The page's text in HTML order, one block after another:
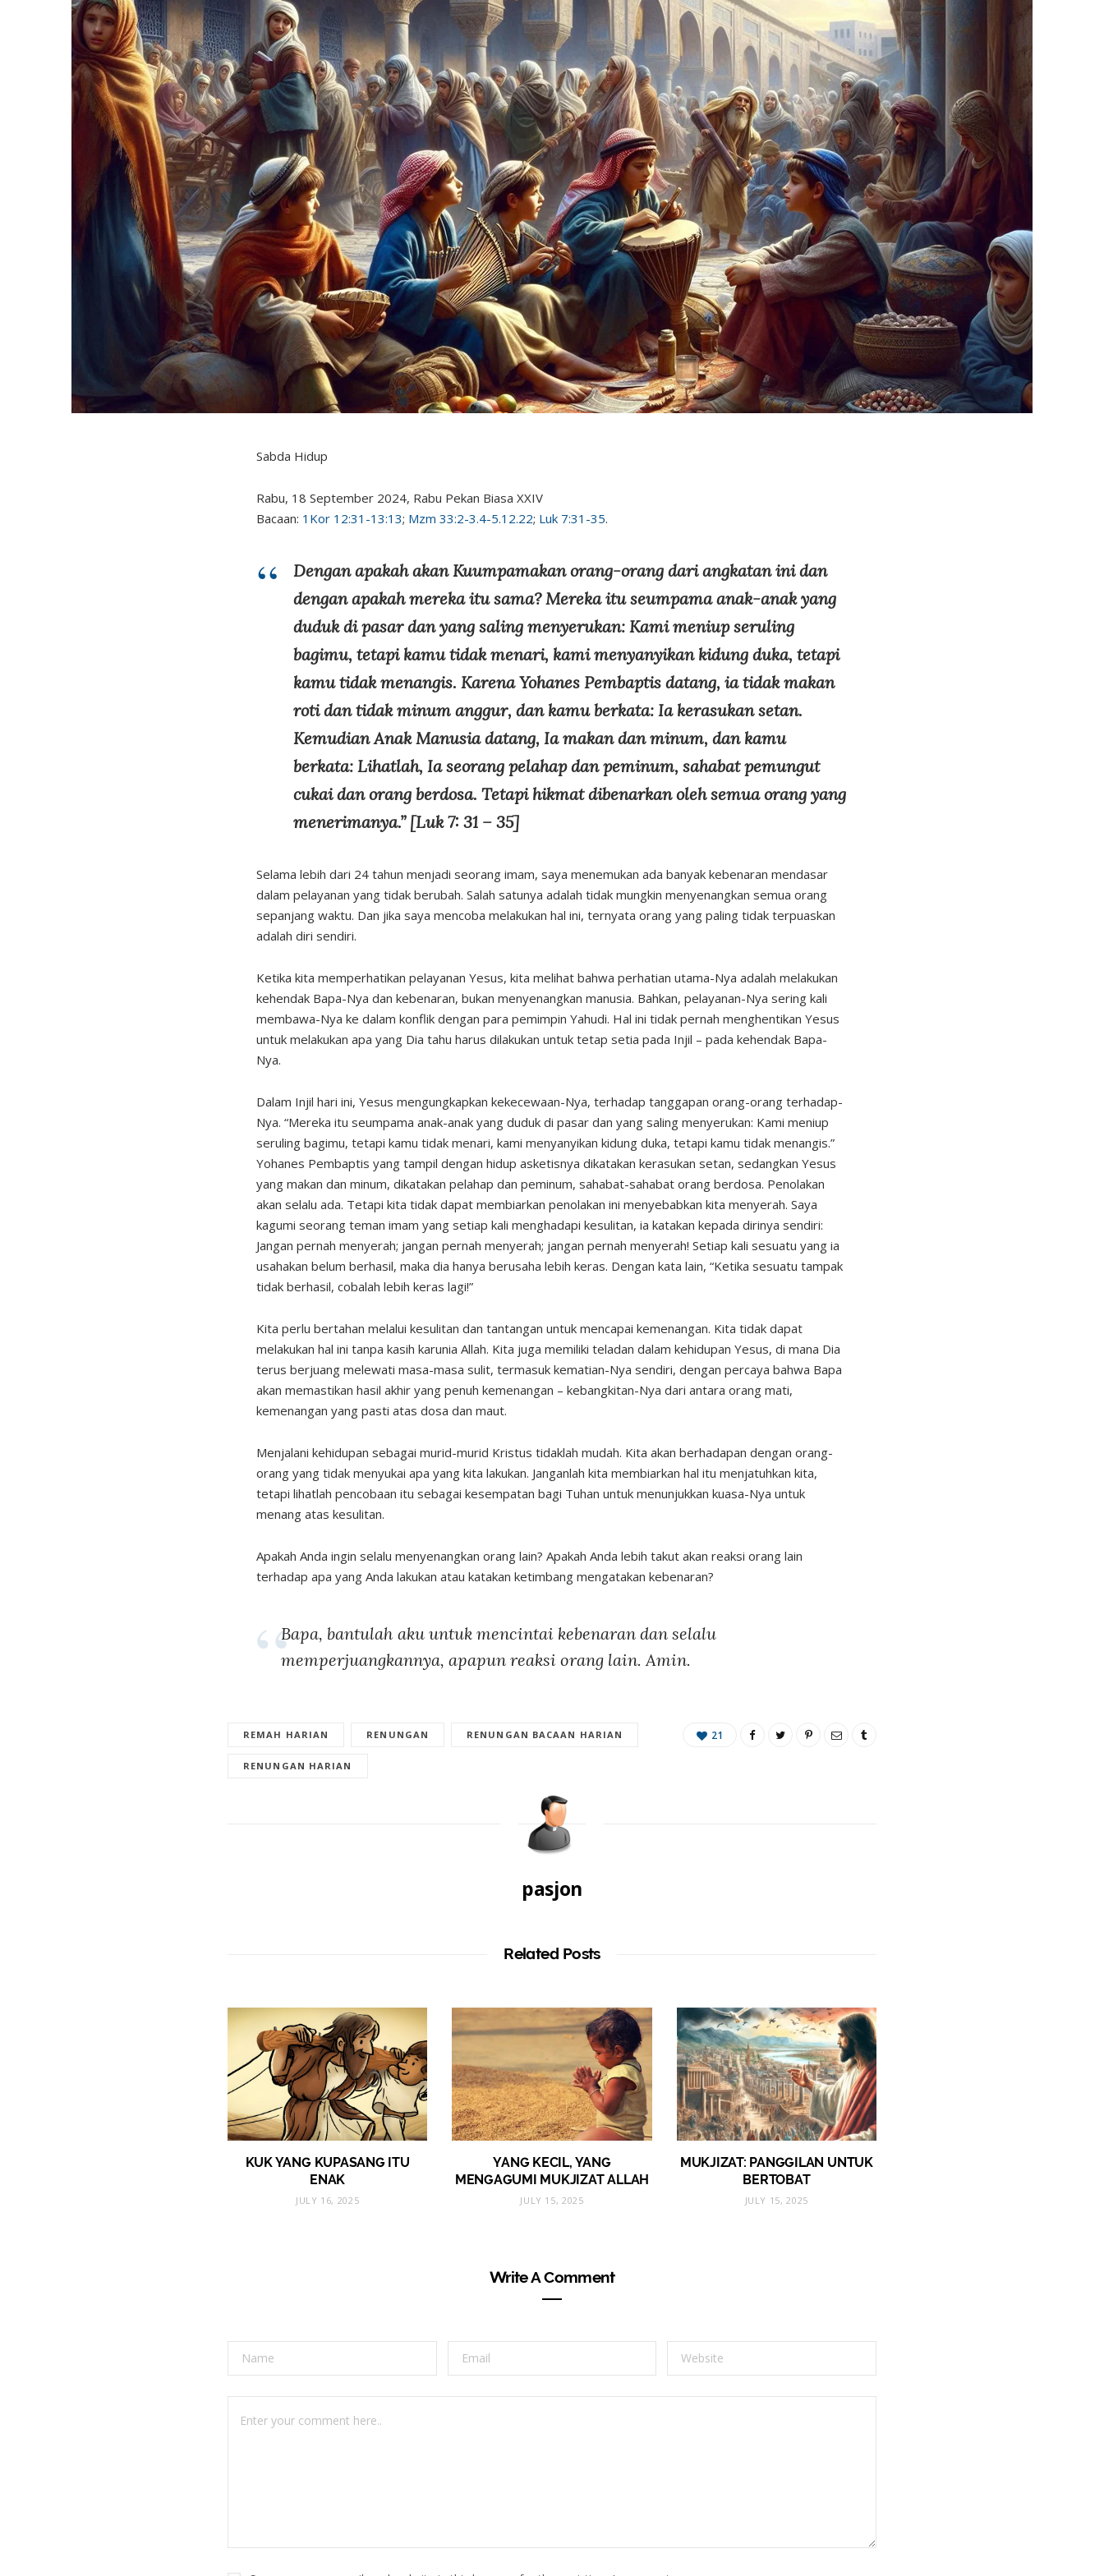
Sabda Hidup
Rabu, 18 September 2024, Rabu Pekan Biasa XXIV
Bacaan: 1Kor 12:31-13:13; Mzm 33:2-3.4-5.12.22; Luk 7:31-35.
Dengan apakah akan Kuumpamakan orang-orang dari angkatan ini dan
dengan apakah mereka itu sama? Mereka itu seumpama anak-anak yang
duduk di pasar dan yang saling menyerukan: Kami meniup seruling
bagimu, tetapi kamu tidak menari, kami menyanyikan kidung duka, tetapi
kamu tidak menangis. Karena Yohanes Pembaptis datang, ia tidak makan
roti dan tidak minum anggur, dan kamu berkata: Ia kerasukan setan.
Kemudian Anak Manusia datang, Ia makan dan minum, dan kamu
berkata: Lihatlah, Ia seorang pelahap dan peminum, sahabat pemungut
cukai dan orang berdosa. Tetapi hikmat dibenarkan oleh semua orang yang
menerimanya.” [Luk 7: 31 – 35]
Selama lebih dari 24 tahun menjadi seorang imam, saya menemukan ada banyak kebenaran mendasar
dalam pelayanan yang tidak berubah. Salah satunya adalah tidak mungkin menyenangkan semua orang
sepanjang waktu. Dan jika saya mencoba melakukan hal ini, ternyata orang yang paling tidak terpuaskan
adalah diri sendiri.
Ketika kita memperhatikan pelayanan Yesus, kita melihat bahwa perhatian utama-Nya adalah melakukan
kehendak Bapa-Nya dan kebenaran, bukan menyenangkan manusia. Bahkan, pelayanan-Nya sering kali
membawa-Nya ke dalam konflik dengan para pemimpin Yahudi. Hal ini tidak pernah menghentikan Yesus
untuk melakukan apa yang Dia tahu harus dilakukan untuk tetap setia pada Injil – pada kehendak Bapa-
Nya.
Dalam Injil hari ini, Yesus mengungkapkan kekecewaan-Nya, terhadap tanggapan orang-orang terhadap-
Nya. “Mereka itu seumpama anak-anak yang duduk di pasar dan yang saling menyerukan: Kami meniup
seruling bagimu, tetapi kamu tidak menari, kami menyanyikan kidung duka, tetapi kamu tidak menangis.”
Yohanes Pembaptis yang tampil dengan hidup asketisnya dikatakan kerasukan setan, sedangkan Yesus
yang makan dan minum, dikatakan pelahap dan peminum, sahabat-sahabat orang berdosa. Penolakan
akan selalu ada. Tetapi kita tidak dapat membiarkan penolakan ini menyebabkan kita menyerah. Saya
kagumi seorang teman imam yang setiap kali menghadapi kesulitan, ia katakan kepada dirinya sendiri:
Jangan pernah menyerah; jangan pernah menyerah; jangan pernah menyerah! Setiap kali sesuatu yang ia
usahakan belum berhasil, maka dia hanya berusaha lebih keras. Dengan kata lain, “Ketika sesuatu tampak
tidak berhasil, cobalah lebih keras lagi!”
Kita perlu bertahan melalui kesulitan dan tantangan untuk mencapai kemenangan. Kita tidak dapat
melakukan hal ini tanpa kasih karunia Allah. Kita juga memiliki teladan dalam kehidupan Yesus, di mana Dia
terus berjuang melewati masa-masa sulit, termasuk kematian-Nya sendiri, dengan percaya bahwa Bapa
akan memastikan hasil akhir yang penuh kemenangan – kebangkitan-Nya dari antara orang mati,
kemenangan yang pasti atas dosa dan maut.
Menjalani kehidupan sebagai murid-murid Kristus tidaklah mudah. Kita akan berhadapan dengan orang-
orang yang tidak menyukai apa yang kita lakukan. Janganlah kita membiarkan hal itu menjatuhkan kita,
tetapi lihatlah pencobaan itu sebagai kesempatan bagi Tuhan untuk menunjukkan kuasa-Nya untuk
menang atas kesulitan.
Apakah Anda ingin selalu menyenangkan orang lain? Apakah Anda lebih takut akan reaksi orang lain
terhadap apa yang Anda lakukan atau katakan ketimbang mengatakan kebenaran?
Bapa, bantulah aku untuk mencintai kebenaran dan selalu
memperjuangkannya, apapun reaksi orang lain. Amin.
REMAH HARIAN RENUNGAN RENUNGAN BACAAN HARIAN
RENUNGAN HARIAN
21
pasjon
Related Posts
KUK YANG KUPASANG ITU
ENAK
JULY 16, 2025
YANG KECIL, YANG
MENGAGUMI MUKJIZAT ALLAH
JULY 15, 2025
MUKJIZAT: PANGGILAN UNTUK
BERTOBAT
JULY 15, 2025
Write A Comment